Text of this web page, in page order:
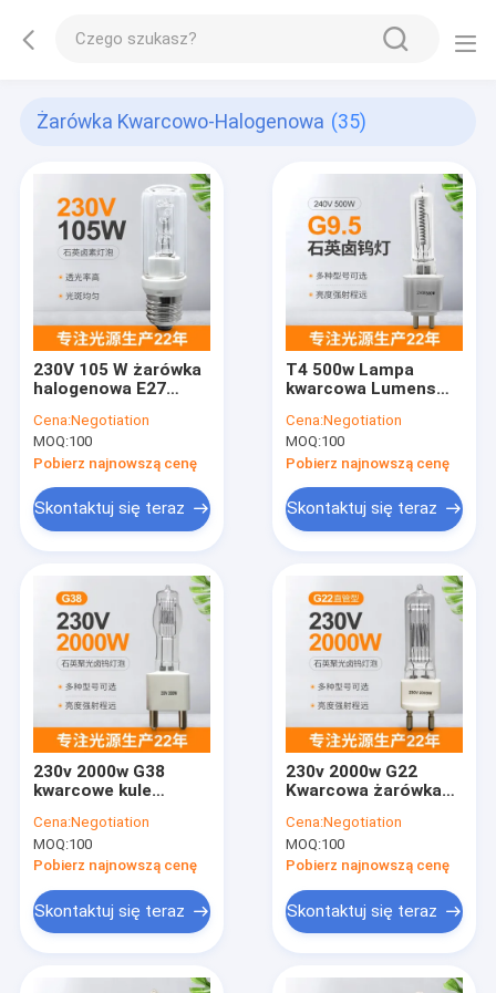
Żarówka Kwarcowo-Halogenowa (35)
230V 105 W żarówka
halogenowa E27
żarówka kwarcowa
Cena:Negotiation
MOQ:100
Pobierz najnowszą cenę
Skontaktuj się teraz
T4 500w Lampa
kwarcowa Lumens
Halogenowa lampa
grzewcza na
podczerwień 240v
Cena:Negotiation
MOQ:100
Pobierz najnowszą cenę
Skontaktuj się teraz
230v 2000w G38
kwarcowe kule
wolframowe
Cena:Negotiation
MOQ:100
Pobierz najnowszą cenę
Skontaktuj się teraz
230v 2000w G22
Kwarcowa żarówka
Lampa halogenowa
Przeciwwybuchowa
Cena:Negotiation
MOQ:100
Pobierz najnowszą cenę
Skontaktuj się teraz